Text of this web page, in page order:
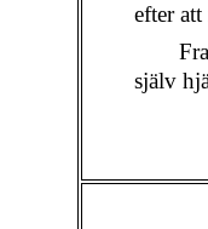
efter
själv